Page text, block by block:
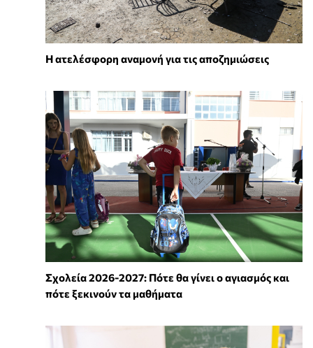
Η ατελέσφορη αναμονή για τις αποζημιώσεις
Σχολεία 2026-2027: Πότε θα γίνει ο αγιασμός και
πότε ξεκινούν τα μαθήματα